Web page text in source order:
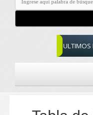
ULTIMOS